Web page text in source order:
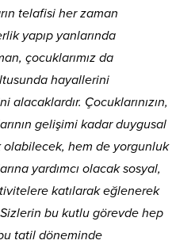
telafisi her zaman
yapıp yanlarında
çocuklarımız da
hayallerini
Çocuklarınızın,
gelişimi kadar duygusal
olabilecek, hem de yorgunluk
yardımcı olacak sosyal,
katılarak eğlenerek
bu kutlu görevde hep
tatil döneminde